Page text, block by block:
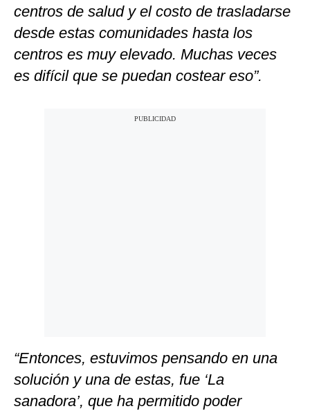
centros de salud y el costo de trasladarse
desde estas comunidades hasta los
centros es muy elevado. Muchas veces
es difícil que se puedan costear eso”.
“Entonces, estuvimos pensando en una
solución y una de estas, fue ‘La
sanadora’, que ha permitido poder